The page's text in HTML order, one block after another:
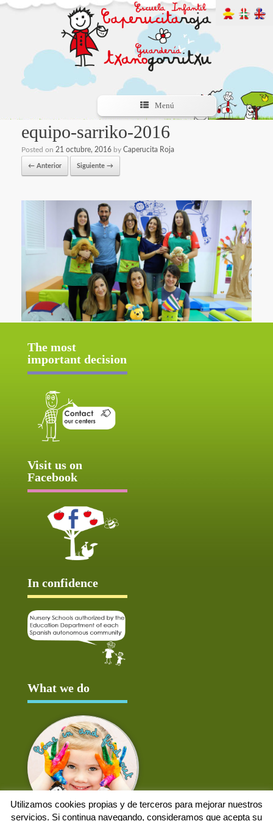
Menú
equipo-sarriko-2016
Posted on 21 octubre, 2016 by Caperucita Roja
← Anterior Siguiente →
The most
important decision
Visit us on
Facebook
In confidence
What we do
Utilizamos cookies propias y de terceros para mejorar nuestros
servicios. Si continua navegando, consideramos que acepta su